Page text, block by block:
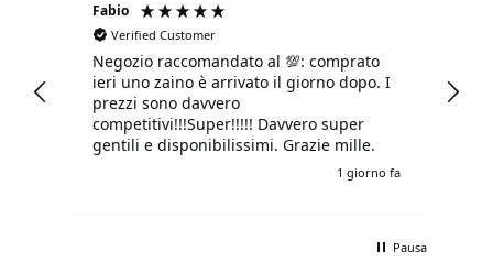
Fabio
Verified Customer
Negozio raccomandato al 💯: comprato
ieri uno zaino è arrivato il giorno dopo. I
prezzi sono davvero
competitivi!!!Super!!!!! Davvero super
gentili e disponibilissimi. Grazie mille.
1 giorno fa
Pausa